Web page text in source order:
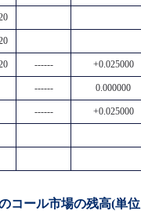
------ +0.025000
------ 0.000000
------ +0.025000
コール市場の残高(単